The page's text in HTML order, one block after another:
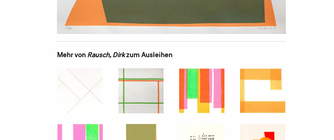
Mehr vonRausch, Dirkzum Ausleihen